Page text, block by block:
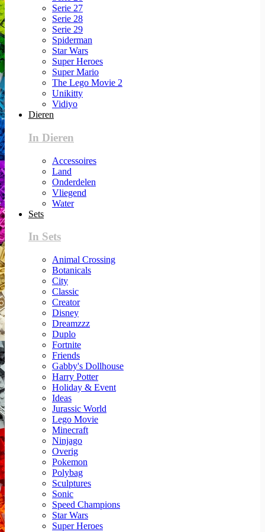
Serie 27
Serie 28
Serie 29
Spiderman
Star Wars
Super Heroes
Super Mario
The Lego Movie 2
Unikitty
Vidiyo
Dieren
In Dieren
Accessoires
Land
Onderdelen
Vliegend
Water
Sets
In Sets
Animal Crossing
Botanicals
City
Classic
Creator
Disney
Dreamzzz
Duplo
Fortnite
Friends
Gabby's Dollhouse
Harry Potter
Holiday & Event
Ideas
Jurassic World
Lego Movie
Minecraft
Ninjago
Overig
Pokemon
Polybag
Sculptures
Sonic
Speed Champions
Star Wars
Super Heroes